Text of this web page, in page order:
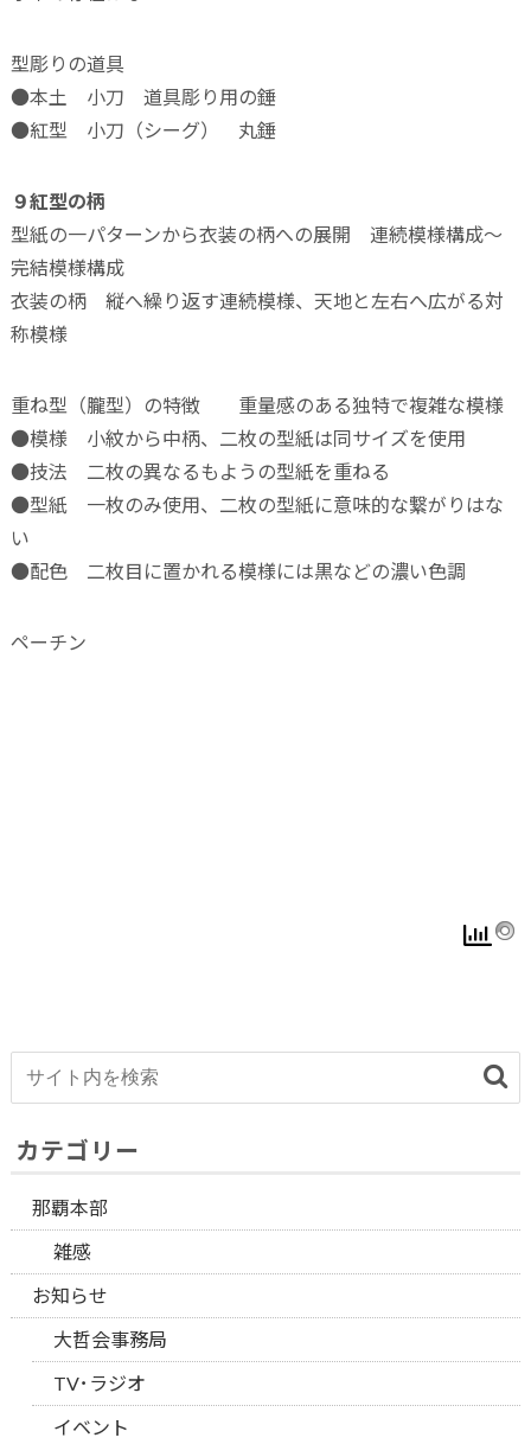
型彫りの道具
●本土 小刀 道具彫り用の錘
●紅型 小刀（シーグ） 丸錘
９紅型の柄
型紙の一パターンから衣装の柄への展開 連続模様構成～
完結模様構成
衣装の柄 縦へ繰り返す連続模様、天地と左右へ広がる対
称模様
重ね型（朧型）の特徴 重量感のある独特で複雑な模様
●模様 小紋から中柄、二枚の型紙は同サイズを使用
●技法 二枚の異なるもようの型紙を重ねる
●型紙 一枚のみ使用、二枚の型紙に意味的な繋がりはな
い
●配色 二枚目に置かれる模様には黒などの濃い色調
ペーチン
カテゴリー
那覇本部
雑感
お知らせ
大哲会事務局
TV･ラジオ
イベント